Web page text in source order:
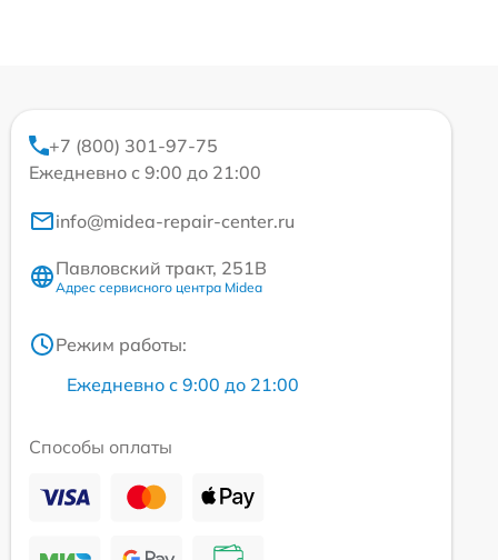
+7 (800) 301-97-75
Ежедневно с 9:00 до 21:00
info@midea-repair-center.ru
Павловский тракт, 251В
Адрес сервисного центра Midea
Режим работы:
Ежедневно с 9:00 до 21:00
Способы оплаты